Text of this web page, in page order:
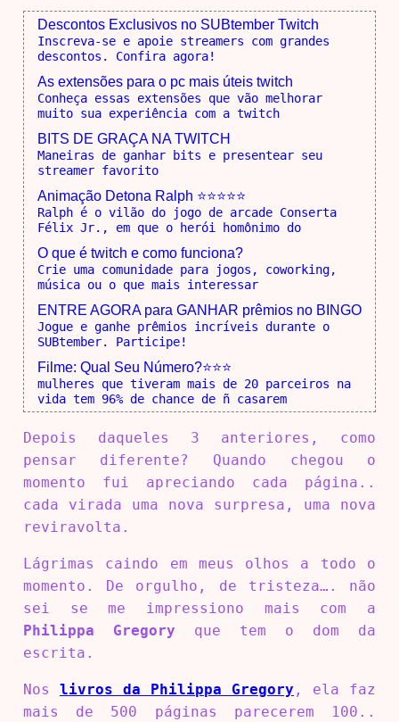
Descontos Exclusivos no SUBtember Twitch
Inscreva-se e apoie streamers com grandes
descontos. Confira agora!
As extensões para o pc mais úteis twitch
Conheça essas extensões que vão melhorar
muito sua experiência com a twitch
BITS DE GRAÇA NA TWITCH
Maneiras de ganhar bits e presentear seu
streamer favorito
Animação Detona Ralph ⭐⭐⭐⭐⭐
Ralph é o vilão do jogo de arcade Conserta
Félix Jr., em que o herói homônimo do
O que é twitch e como funciona?
Crie uma comunidade para jogos, coworking,
música ou o que mais interessar
ENTRE AGORA para GANHAR prêmios no BINGO
Jogue e ganhe prêmios incríveis durante o
SUBtember. Participe!
Filme: Qual Seu Número?⭐⭐⭐
mulheres que tiveram mais de 20 parceiros na
vida tem 96% de chance de ñ casarem
Depois daqueles 3 anteriores, como
pensar diferente? Quando chegou o
momento fui apreciando cada página..
cada virada uma nova surpresa, uma nova
reviravolta.
Lágrimas caindo em meus olhos a todo o
momento. De orgulho, de tristeza…. não
sei se me impressiono mais com a
Philippa Gregory que tem o dom da
escrita.
Nos livros da Philippa Gregory , ela faz
mais de 500 páginas parecerem 100..